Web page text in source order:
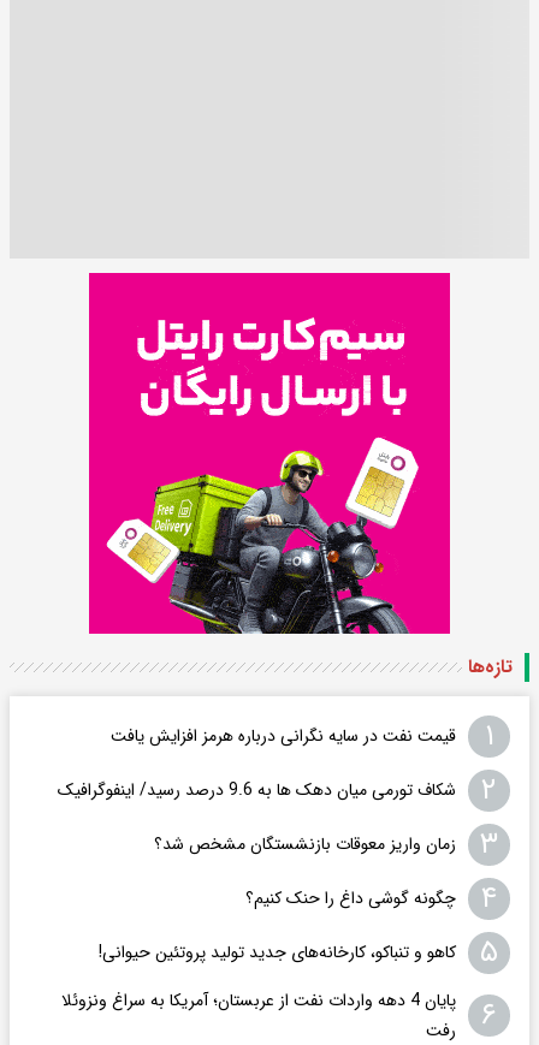
تازه‌ها
۱ قیمت نفت در سایه نگرانی درباره هرمز افزایش یافت
۲ شکاف تورمی میان دهک ها به 9.6 درصد رسید/ اینفوگرافیک
۳ زمان واریز معوقات بازنشستگان مشخص شد؟
۴ چگونه گوشی داغ را حنک کنیم؟
۵ کاهو و تنباکو، کارخانه‌های جدید تولید پروتئین حیوانی!
۶
پایان 4 دهه واردات نفت از عربستان؛ آمریکا به سراغ ونزوئلا
رفت